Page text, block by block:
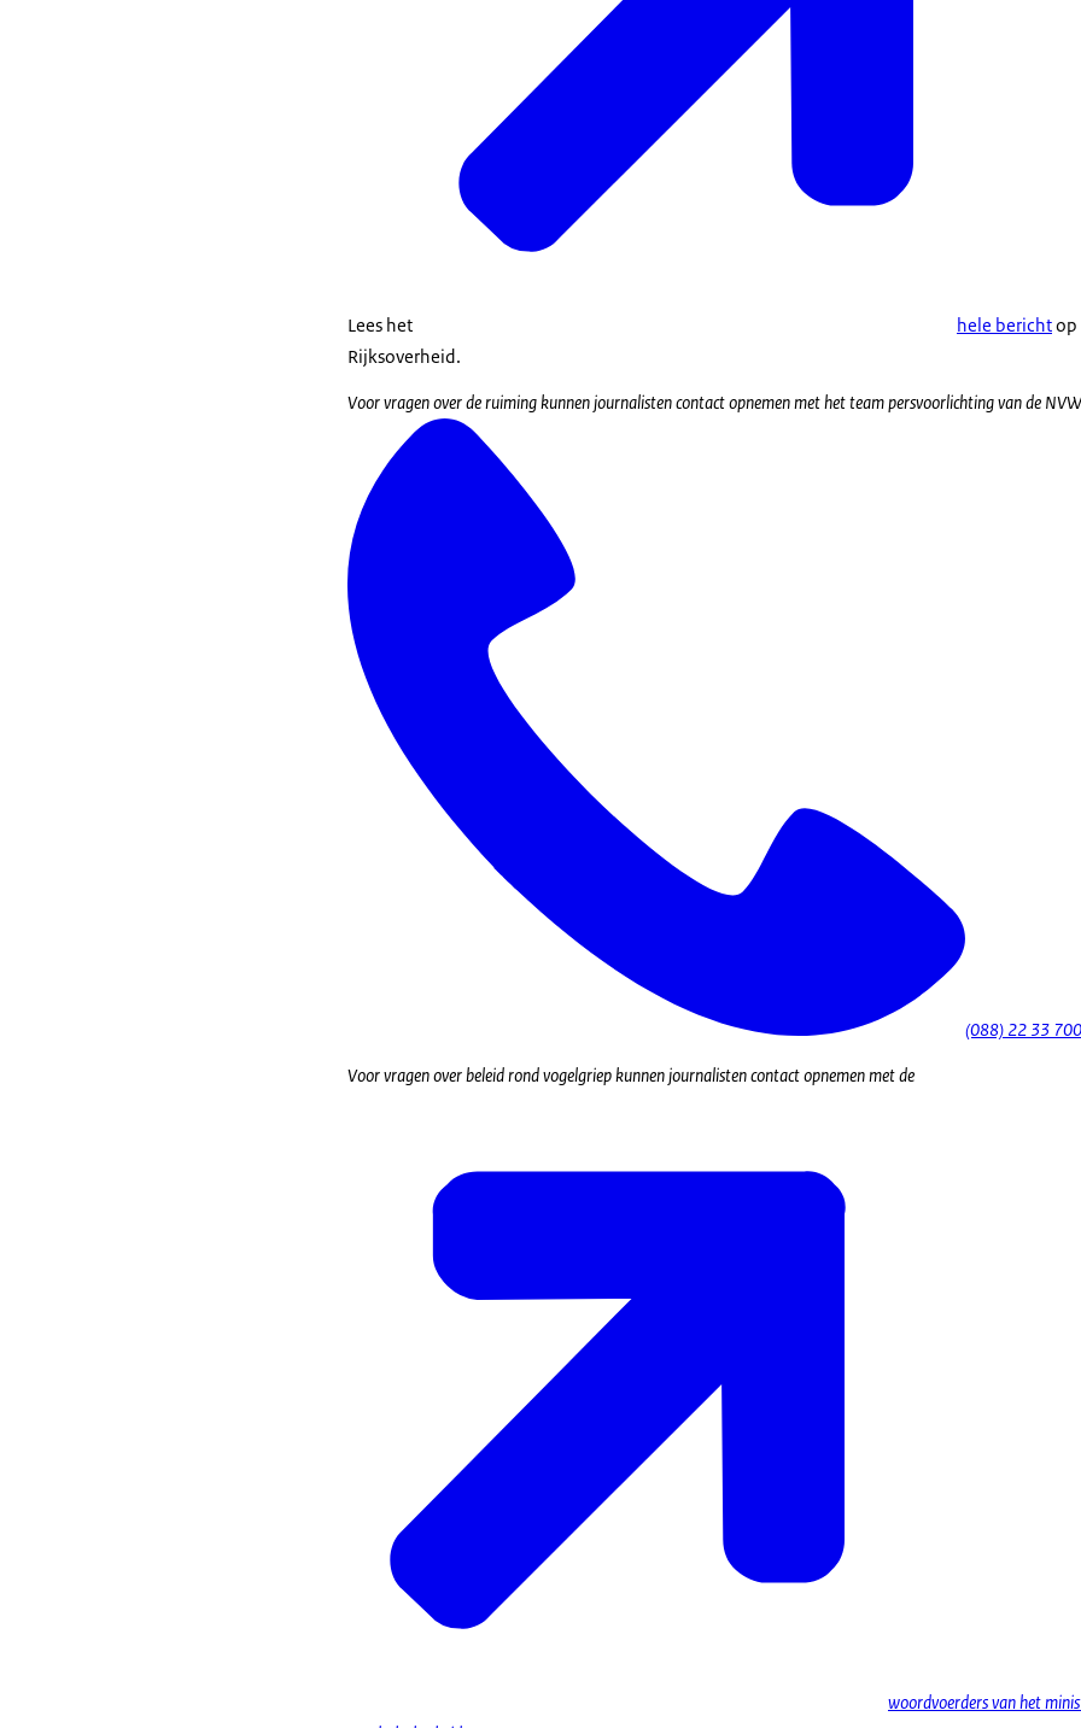
Lees het hele berichtop
Rijksoverheid.
Voor vragen over de ruiming kunnen journalisten contact opnemen met het team persvoorlichting van de
(088) 22 33 700
Voor vragen over beleid rond vogelgriep kunnen journalisten contact opnemen met de
woordvoerders van het